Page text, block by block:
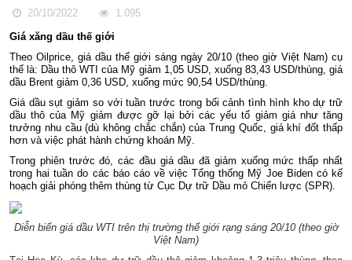
20/10/2022
1.095
Giá xăng dầu thế giới
Theo Oilprice, giá dầu thế giới sáng ngày 20/10 (theo giờ Việt Nam) cụ
thể là: Dầu thô WTI của Mỹ giảm 1,05 USD, xuống 83,43 USD/thùng, giá
dầu Brent giảm 0,36 USD, xuống mức 90,54 USD/thùng.
Giá dầusụt giảm so với tuần trước trong bối cảnh tình hình kho dự trữ
dầu thô của Mỹ giảm được gỡ lại bởi các yếu tố giảm giá như tăng
trưởng nhu cầu (dù không chắc chắn) của Trung Quốc, giá khí đốt thấp
hơn và việc phát hành chứng khoán Mỹ.
Trong phiên trước đó, các đầu giá dầu đã giảm xuống mức thấp nhất
trong hai tuần do các báo cáo về việc Tổng thống Mỹ Joe Biden có kế
hoạch giải phóng thêm thùng từ Cục Dự trữ Dầu mỏ Chiến lược (SPR).
Diễn biến giá dầu WTI trên thị trường thế giới rạng sáng 20/10 (theo giờ
Việt Nam)